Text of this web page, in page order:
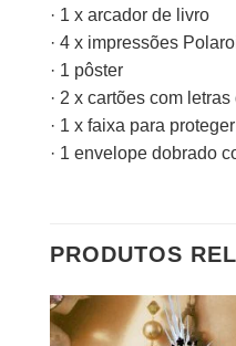
· 1 x arcador de livro
· 4 x impressões
· 1 pôster
· 2 x cartões com
· 1 x faixa para
· 1 envelope dobrado
PRODUTOS